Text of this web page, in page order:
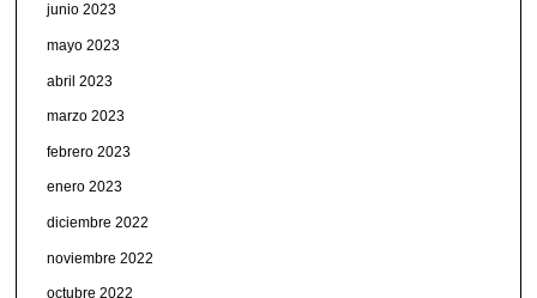
junio 2023
mayo 2023
abril 2023
marzo 2023
febrero 2023
enero 2023
diciembre 2022
noviembre 2022
octubre 2022